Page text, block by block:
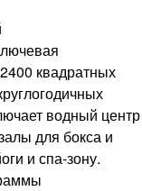
квадратных
водный центр
для бокса и
и спа-зону.